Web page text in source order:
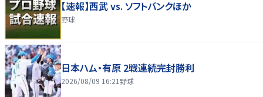
【速報】西武 vs. ソフトバンクほか
野球
日本ハム・有原 2戦連続完封勝利
2026/08/09 16:21 野球